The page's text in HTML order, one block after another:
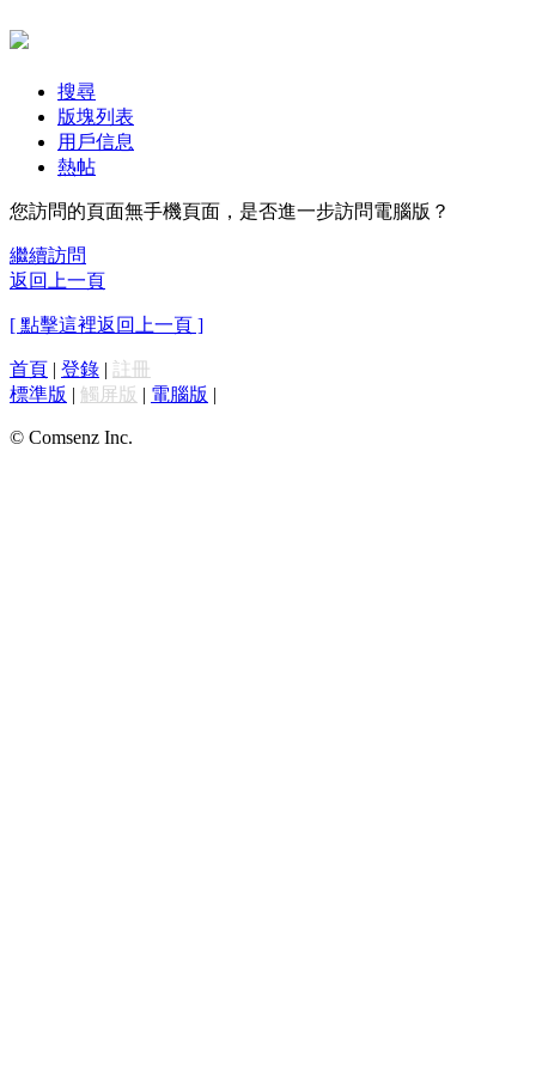
搜尋
版塊列表
用戶信息
熱帖
您訪問的頁面無手機頁面，是否進一步訪問電腦版？
繼續訪問
返回上一頁
[ 點擊這裡返回上一頁 ]
首頁 | 登錄 | 註冊
標準版 | 觸屏版 | 電腦版 |
© Comsenz Inc.